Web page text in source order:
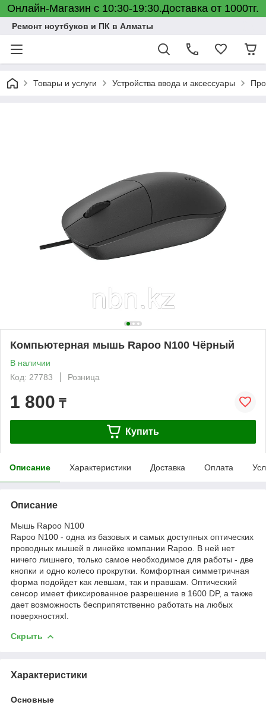
Онлайн-Магазин с 10:30-19:30.Доставка от 1000тг.
Ремонт ноутбуков и ПК в Алматы
Товары и услуги Устройства ввода и аксессуары
Компьютерная мышь Rapoo N100 Чёрный
В наличии
Код: 27783
Розница
1 800 ₸
Купить
Описание Характеристики Доставка Оплата
Описание
Мышь Rapoo N100
Rapoo N100 - одна из базовых и самых доступных оптических
проводных мышей в линейке компании Rapoo. В ней нет
ничего лишнего, только самое необходимое для работы - две
кнопки и одно колесо прокрутки. Комфортная симметричная
форма подойдет как левшам, так и правшам. Оптический
сенсор имеет фиксированное разрешение в 1600 DP, а также
дает возможность бесприпятственно работать на любых
поверхностяхI.
Скрыть
Характеристики
Основные